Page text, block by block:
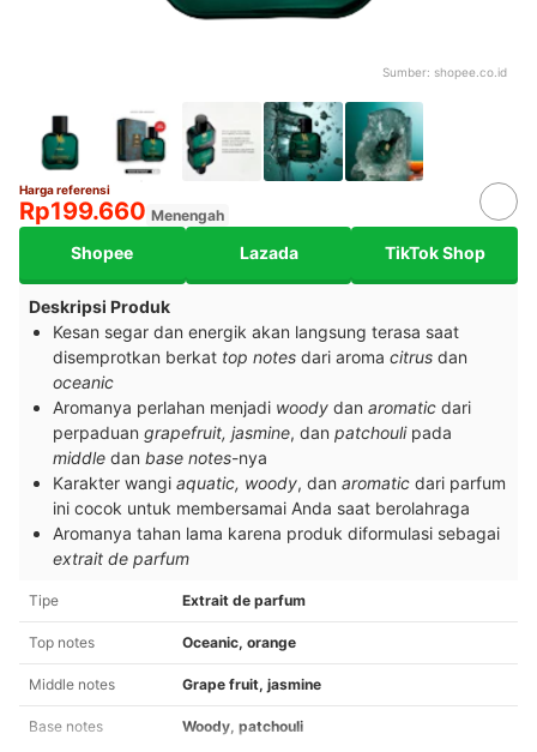
Sumber: shopee.co.id
Harga referensi
Rp199.660 Menengah
Shopee Lazada TikTok Shop
Deskripsi Produk
Kesan segar dan energik akan langsung terasa saat
disemprotkan berkat top notes dari aroma citrus dan
oceanic
Aromanya perlahan menjadi woody dan aromatic dari
perpaduan grapefruit, jasmine, dan patchouli pada
middle dan base notes-nya
Karakter wangi aquatic, woody, dan aromatic dari parfum
ini cocok untuk membersamai Anda saat berolahraga
Aromanya tahan lama karena produk diformulasi sebagai
extrait de parfum
Tipe Extrait de parfum
Top notes Oceanic, orange
Middle notes Grape fruit, jasmine
Base notes Woody, patchouli